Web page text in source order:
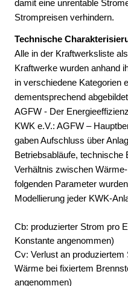
damit eine unrentable
Strompreisen verhindern.
Technische
Alle in der Kraftwerksliste
Kraftwerke wurden anhand
in verschiedene Kategorien
dementsprechend
AGFW - Der
KWK e.V.: AGFW –
gaben Aufschluss über
Betriebsabläufe, technische
Verhältnis zwischen
folgenden Parameter
Modellierung jeder KWK-
Cb: produzierter Strom pro
Konstante angenommen)
Cv: Verlust an
Wärme bei fixiertem
angenommen)